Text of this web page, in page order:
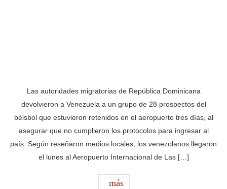
Las autoridades migratorias de República Dominicana
devolvieron a Venezuela a un grupo de 28 prospectos del
béisbol que estuvieron retenidos en el aeropuerto tres días, al
asegurar que no cumplieron los protocolos para ingresar al
país. Según reseñaron medios locales, los venezolanos llegaron
el lunes al Aeropuerto Internacional de Las […]
más